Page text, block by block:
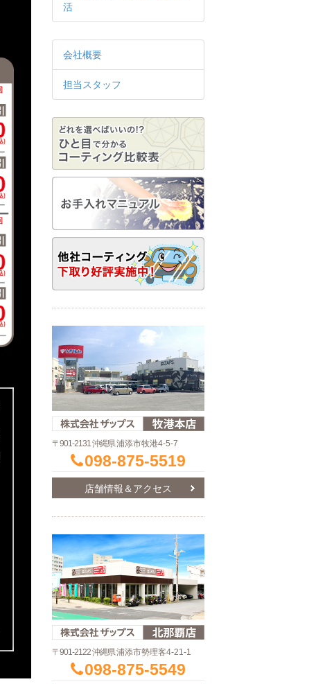
活
会社概要
担当スタッフ
〒901-2131 沖縄県浦添市牧港4-5-7
098-875-5519
店舗情報＆アクセス
〒901-2122 沖縄県浦添市勢理客4-21-1
098-875-5549